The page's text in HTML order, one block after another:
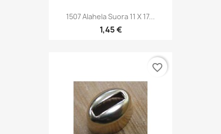
1507 Alahela Suora 11 X 17...
1,45 €
favorite_border